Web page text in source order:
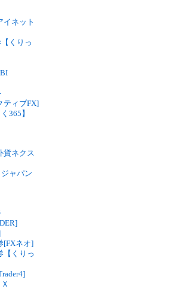
イネット
くりっ
ティブFX]
365】
貨ネクス
ャパン
[FXネオ]
【くりっ